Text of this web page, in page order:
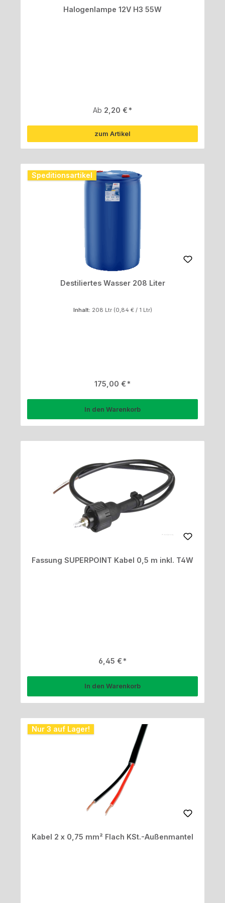
Halogenlampe 12V H3 55W
Regulärer Preis:
Ab 2,20 €
zum Artikel
Speditionsartikel
Destiliertes Wasser 208 Liter
Inhalt: 208 Ltr (0,84 € / 1 Ltr)
Regulärer Preis:
175,00 €
In den Warenkorb
Fassung SUPERPOINT Kabel 0,5 m inkl. T4W
Regulärer Preis:
6,45 €
In den Warenkorb
Nur 3 auf Lager!
Kabel 2 x 0,75 mm² Flach KSt.-Außenmantel